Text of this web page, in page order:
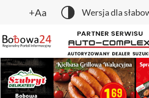
+Aa Wersja dla